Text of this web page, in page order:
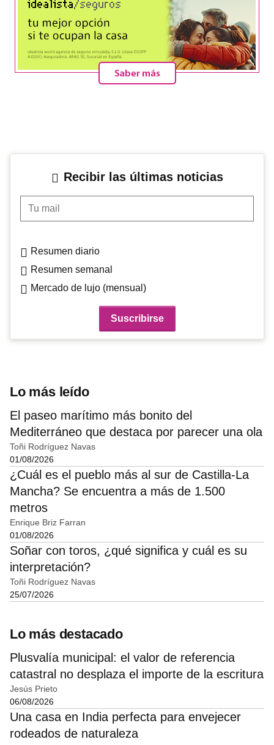
Recibir las últimas noticias
Tu mail
Resumen diario
Resumen semanal
Mercado de lujo (mensual)
Lo más leído
El paseo marítimo más bonito del
Mediterráneo que destaca por parecer una ola
Toñi Rodríguez Navas
01/08/2026
¿Cuál es el pueblo más al sur de Castilla-La
Mancha? Se encuentra a más de 1.500
metros
Enrique Briz Farran
01/08/2026
Soñar con toros, ¿qué significa y cuál es su
interpretación?
Toñi Rodríguez Navas
25/07/2026
Lo más destacado
Plusvalía municipal: el valor de referencia
catastral no desplaza el importe de la escritura
Jesús Prieto
06/08/2026
Una casa en India perfecta para envejecer
rodeados de naturaleza